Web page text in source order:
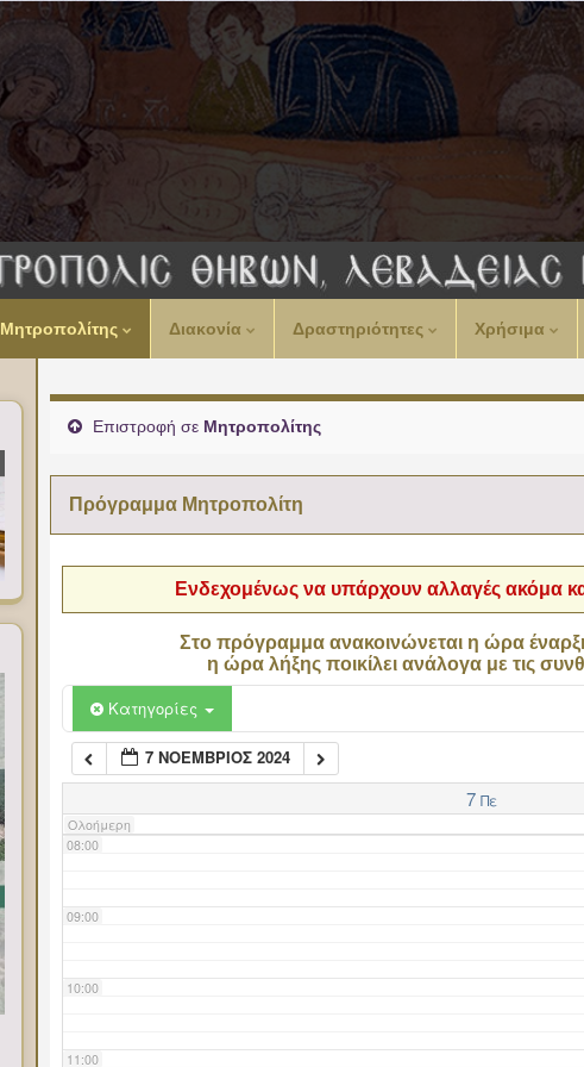
Μητροπολίτης Διακονία Δραστηριότητες Χρήσιμα
Επιστροφή σε Μητροπολίτης
Πρόγραμμα Μητροπολίτη
Ενδεχομένως να υπάρχουν αλλαγές ακόμα
Στο πρόγραμμα ανακοινώνεται η ώρα
η ώρα λήξης ποικίλει ανάλογα με τις
Κατηγορίες
7 ΝΟΈΜΒΡΙΟΣ 2024
7 Πε
Ολοήμερη
00:00
02:00
06:00
07:00
08:00
09:00
10:00
11:00